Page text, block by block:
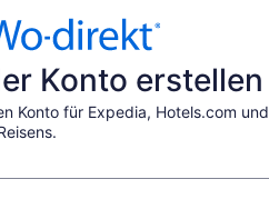
Konto erstellen
Konto für Expedia, Hotels.com und